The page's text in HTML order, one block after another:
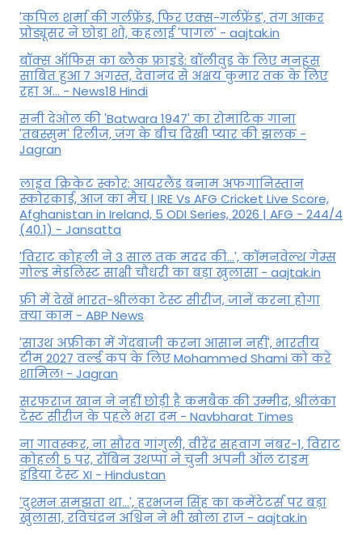
'कपिल शर्मा की गर्लफ्रेंड, फिर एक्स-गर्लफ्रेंड', तंग आकर
प्रोड्यूसर ने छोड़ा शो, कहलाई 'पागल' - aajtak.in
बॉक्स ऑफिस का ब्लैक फ्राइडे: बॉलीवुड के लिए मनहूस
साबित हुआ 7 अगस्त, देवानंद से अक्षय कुमार तक के लिए
रहा अ... - News18 Hindi
सनी देओल की 'Batwara 1947' का रोमांटिक गाना
'तबस्सुम' रिलीज, जंग के बीच दिखी प्यार की झलक -
Jagran
लाइव क्रिकेट स्कोर: आयरलैंड बनाम अफगानिस्तान
स्कोरकार्ड, आज का मैच | IRE Vs AFG Cricket Live Score,
Afghanistan in Ireland, 5 ODI Series, 2026 | AFG - 244/4
(40.1) - Jansatta
'विराट कोहली ने 3 साल तक मदद की...', कॉमनवेल्थ गेम्स
गोल्ड मेडलिस्ट साक्षी चौधरी का बड़ा खुलासा - aajtak.in
फ्री में देखें भारत-श्रीलंका टेस्ट सीरीज, जानें करना होगा
क्या काम - ABP News
'साउथ अफ्रीका में गेंदबाजी करना आसान नहीं', भारतीय
टीम 2027 वर्ल्‍ड कप के लिए Mohammed Shami को करे
शामिल! - Jagran
सरफराज खान ने नहीं छोड़ी है कमबैक की उम्मीद, श्रीलंका
टेस्ट सीरीज के पहले भरा दम - Navbharat Times
ना गावस्कर, ना सौरव गांगुली, वीरेंद्र सहवाग नंबर-1, विराट
कोहली 5 पर, रॉबिन उथप्पा ने चुनी अपनी ऑल टाइम
इंडिया टेस्ट XI - Hindustan
'दुश्मन समझता था...', हरभजन सिंह का कमेंटेटर्स पर बड़ा
खुलासा, रव‍िचंद्रन अश्विन ने भी खोला राज - aajtak.in